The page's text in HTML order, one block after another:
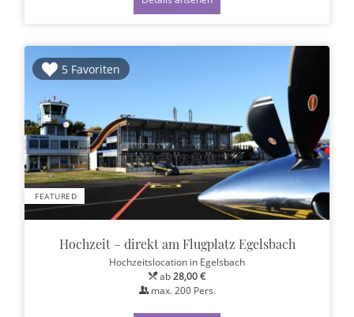
5 Favoriten
FEATURED
Hochzeit – direkt am Flugplatz Egelsbach
Hochzeitslocation in Egelsbach
ab28,00 €
max. 200Pers.